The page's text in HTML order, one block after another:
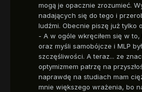
mogą je opacznie zrozumieć.
nadających się do tego i
ludźmi. Obecnie piszę już tylko
- A w ogóle wkręciłem się w to,
oraz myśli samobójcze i MLP
szczęśliwości. A teraz... ze
optymizmem patrzę na
naprawdę na studiach mam
mnie większego wrażenia, bo